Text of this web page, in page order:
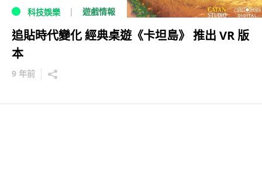
科技娛樂 遊戲情報
追貼時代變化 經典桌遊《卡坦島》 推出 VR 版
本
9 年前